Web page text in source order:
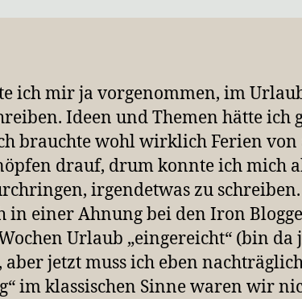
ich mir ja vorgenommen, im
Ideen und Themen hätte ich
brauchte wohl wirklich Ferien
drauf, drum konnte ich mich
irgendetwas zu
in einer Ahnung bei den Iron
Urlaub „eingereicht“ (bin da
aber jetzt muss ich eben
im klassischen Sinne waren wir